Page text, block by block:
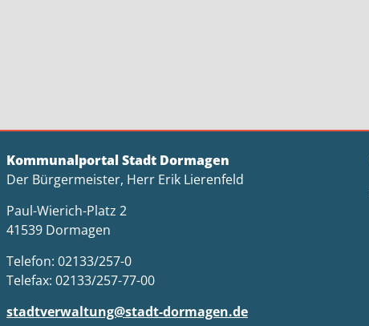
Kommunalportal Stadt Dormagen
Der Bürgermeister, Herr Erik Lierenfeld
Paul-Wierich-Platz 2
41539 Dormagen
Telefon: 02133/257-0
Telefax: 02133/257-77-00
stadtverwaltung@stadt-dormagen.de